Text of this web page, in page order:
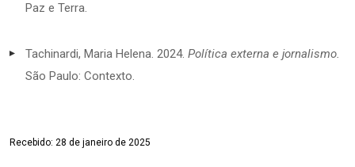
Paz e Terra.
Tachinardi, Maria Helena. 2024. Política externa e jornalismo.
São Paulo: Contexto.
Recebido: 28 de janeiro de 2025